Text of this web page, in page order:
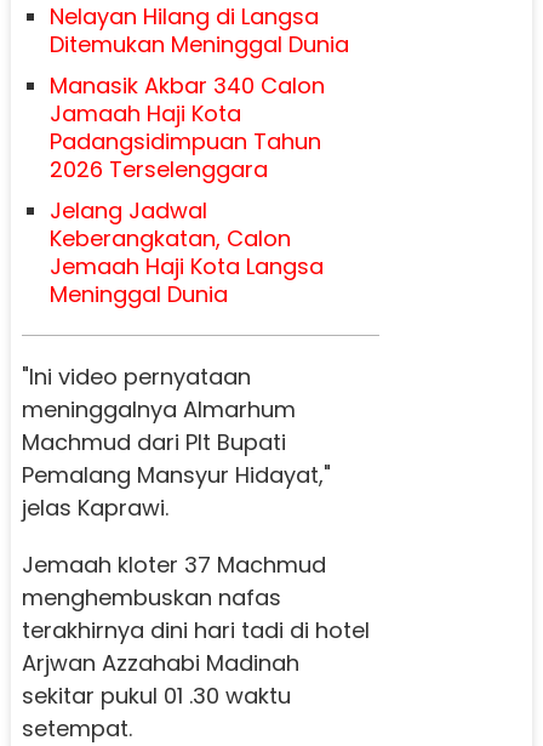
Nelayan Hilang di Langsa
Ditemukan Meninggal Dunia
Manasik Akbar 340 Calon
Jamaah Haji Kota
Padangsidimpuan Tahun
2026 Terselenggara
Jelang Jadwal
Keberangkatan, Calon
Jemaah Haji Kota Langsa
Meninggal Dunia
"Ini video pernyataan
meninggalnya Almarhum
Machmud dari Plt Bupati
Pemalang Mansyur Hidayat,"
jelas Kaprawi.
Jemaah kloter 37 Machmud
menghembuskan nafas
terakhirnya dini hari tadi di hotel
Arjwan Azzahabi Madinah
sekitar pukul 01 .30 waktu
setempat.